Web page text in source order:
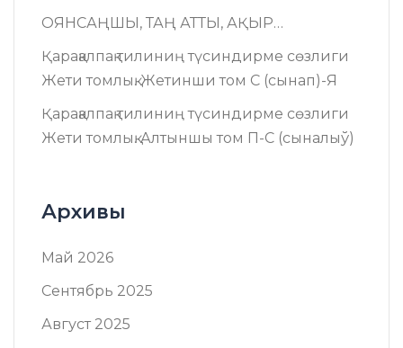
ОЯНСАҢШЫ, ТАҢ АТТЫ, АҚЫР…
Қарақалпақ тилиниң түсиндирме сөзлиги
Жети томлық. Жетинши том C (сынап)-Я
Қарақалпақ тилиниң түсиндирме сөзлиги
Жети томлық. Алтыншы том П-C (сыналыў)
Архивы
Май 2026
Сентябрь 2025
Август 2025